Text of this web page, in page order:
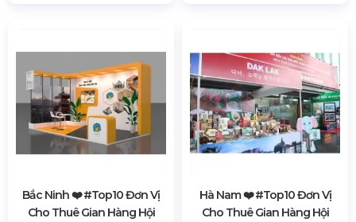
Bắc Ninh ❤️️ #top10 Đơn Vị
Cho Thuê Gian Hàng Hội
Hà Nam ❤️️ #top10 Đơn Vị
Cho Thuê Gian Hàng Hội